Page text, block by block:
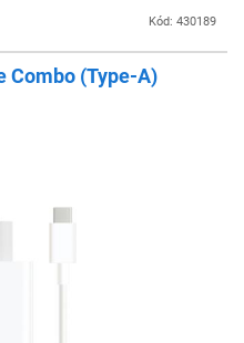
Kód: 430189
Combo (Type-A)